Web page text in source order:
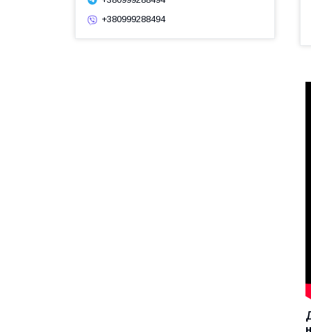
+380999288494